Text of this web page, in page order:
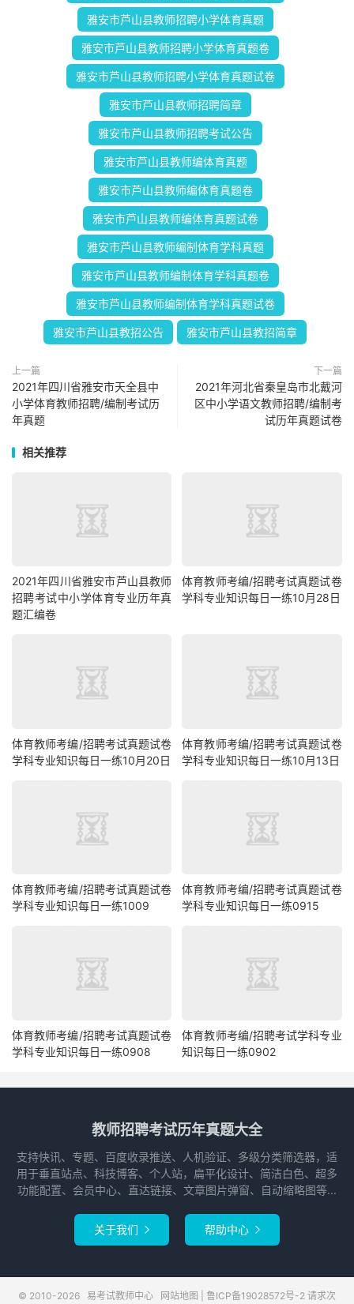
雅安市芦山县教师招聘小学体育真题
雅安市芦山县教师招聘小学体育真题卷
雅安市芦山县教师招聘小学体育真题试卷
雅安市芦山县教师招聘简章
雅安市芦山县教师招聘考试公告
雅安市芦山县教师编体育真题
雅安市芦山县教师编体育真题卷
雅安市芦山县教师编体育真题试卷
雅安市芦山县教师编制体育学科真题
雅安市芦山县教师编制体育学科真题卷
雅安市芦山县教师编制体育学科真题试卷
雅安市芦山县教招公告 雅安市芦山县教招简章
上一篇
2021年四川省雅安市天全县中
小学体育教师招聘/编制考试历
年真题
下一篇
2021年河北省秦皇岛市北戴河
区中小学语文教师招聘/编制考
试历年真题试卷
相关推荐
2021年四川省雅安市芦山县教师
招聘考试中小学体育专业历年真
题汇编卷
体育教师考编/招聘考试真题试卷
学科专业知识每日一练10月28日
体育教师考编/招聘考试真题试卷
学科专业知识每日一练10月20日
体育教师考编/招聘考试真题试卷
学科专业知识每日一练10月13日
体育教师考编/招聘考试真题试卷
学科专业知识每日一练1009
体育教师考编/招聘考试真题试卷
学科专业知识每日一练0915
体育教师考编/招聘考试真题试卷
学科专业知识每日一练0908
体育教师考编/招聘考试学科专业
知识每日一练0902
教师招聘考试历年真题大全
支持快讯、专题、百度收录推送、人机验证、多级分类筛选器，适
用于垂直站点、科技博客、个人站，扁平化设计、简洁白色、超多
功能配置、会员中心、直达链接、文章图片弹窗、自动缩略图等...
关于我们  帮助中心 
© 2010-2026 易考试教师中心 网站地图 鲁ICP备19028572号-2 请求次